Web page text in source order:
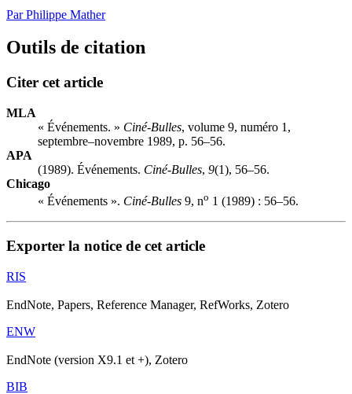
Par Philippe Mather
Outils de citation
Citer cet article
MLA
« Événements. » Ciné-Bulles, volume 9, numéro 1,
septembre–novembre 1989, p. 56–56.
APA
(1989). Événements. Ciné-Bulles, 9(1), 56–56.
Chicago
« Événements ». Ciné-Bulles 9, no 1 (1989) : 56–56.
Exporter la notice de cet article
RIS
EndNote, Papers, Reference Manager, RefWorks, Zotero
ENW
EndNote (version X9.1 et +), Zotero
BIB